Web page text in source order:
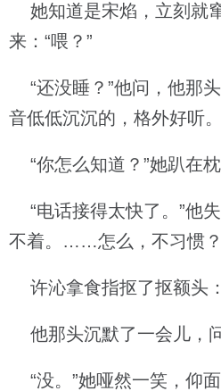
她知道是宋焰，立刻就
来：“喂？”
“还没睡？”他问，他那
音低低沉沉的，格外好听。
“你怎么知道？”她趴在枕
“电话接得太快了。”他
不着。……怎么，不习惯？
许沁拿食指抠了抠额头
他那头沉默了一会儿，
“没。”她哑然一笑，仰面